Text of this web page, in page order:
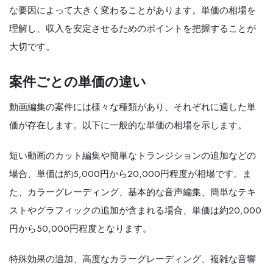
な要因によって大きく変わることがあります。単価の相場を
理解し、収入を安定させるためのポイントを把握することが
大切です。
案件ごとの単価の違い
動画編集の案件には様々な種類があり、それぞれに適した単
価が存在します。以下に一般的な単価の相場を示します。
短い動画のカット編集や簡単なトランジションの追加などの
場合、単価は約5,000円から20,000円程度が相場です。ま
た、カラーグレーディング、基本的な音声編集、簡単なテキ
ストやグラフィックの追加が含まれる場合、単価は約20,000
円から50,000円程度となります。
特殊効果の追加、高度なカラーグレーディング、複雑な音響